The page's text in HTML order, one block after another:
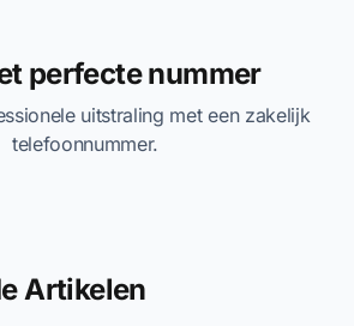
perfecte nummer
uitstraling met een zakelijk
telefoonnummer.
Artikelen